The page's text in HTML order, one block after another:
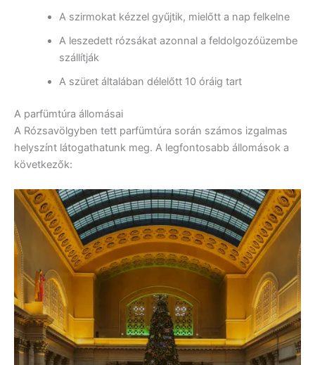
A szirmokat kézzel gyűjtik, mielőtt a nap felkelne
A leszedett rózsákat azonnal a feldolgozóüzembe
szállítják
A szüret általában délelőtt 10 óráig tart
A parfümtúra állomásai
A Rózsavölgyben tett parfümtúra során számos izgalmas
helyszínt látogathatunk meg. A legfontosabb állomások a
következők: